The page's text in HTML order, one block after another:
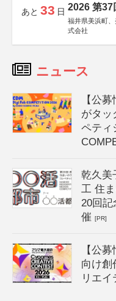
あと 33 日 2026 第37
福井県美浜町
式会社
ニュース
【公
がタッ
ペティ
乾久美
工 住
20回記
催[PR]
【公
向け創
リエ